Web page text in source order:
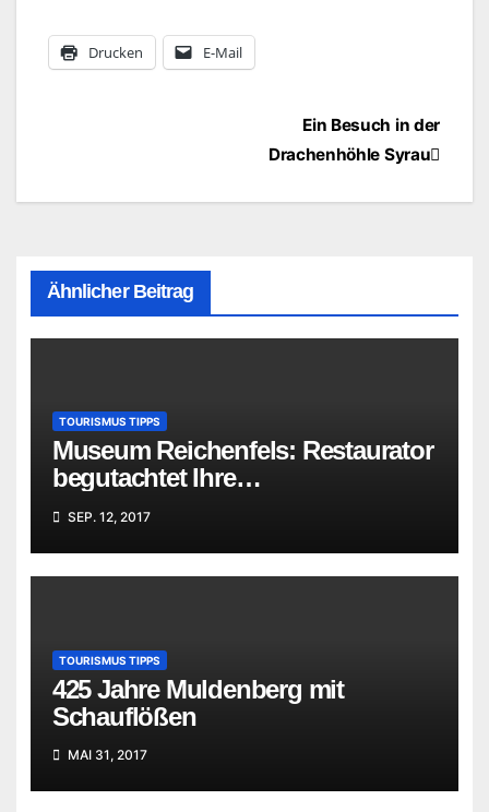
Drucken E-Mail
BeitragsnavigationEin Besuch in der
Drachenhöhle Syrau
Ähnlicher Beitrag
TOURISMUS TIPPS
Museum Reichenfels: Restaurator
begutachtet Ihre
„Familienschätze“
SEP. 12, 2017
TOURISMUS TIPPS
425 Jahre Muldenberg mit
Schauflößen
MAI 31, 2017